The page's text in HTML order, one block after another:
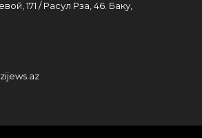
171 / Расул Рза, 46. Баку,